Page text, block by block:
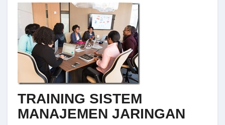
TRAINING SISTEM
MANAJEMEN JARINGAN